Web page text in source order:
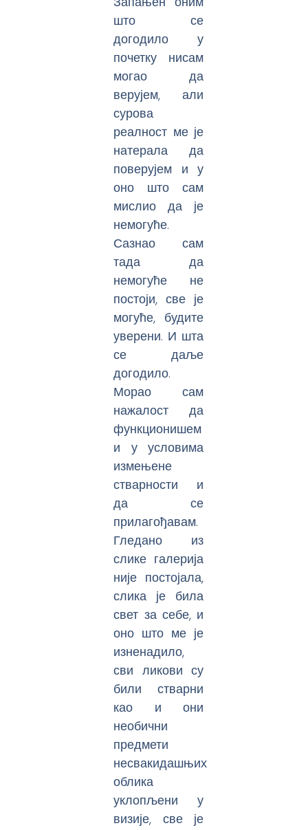
што се
догодило у
почетку нисам
могао да
верујем, али
сурова
реалност ме је
натерала да
поверујем и у
оно што сам
мислио да је
немогуће.
Сазнао сам
тада да
немогуће не
постоји, све је
могуће, будите
уверени. И шта
се даље
догодило.
Морао сам
нажалост да
функционишем
и у условима
измењене
стварности и
да се
прилагођавам.
Гледано из
слике галерија
није постојала,
слика је била
свет за себе, и
оно што ме је
изненадило,
сви ликови су
били стварни
као и они
необични
предмети
несвакидашњих
облика
уклопљени у
визије, све је